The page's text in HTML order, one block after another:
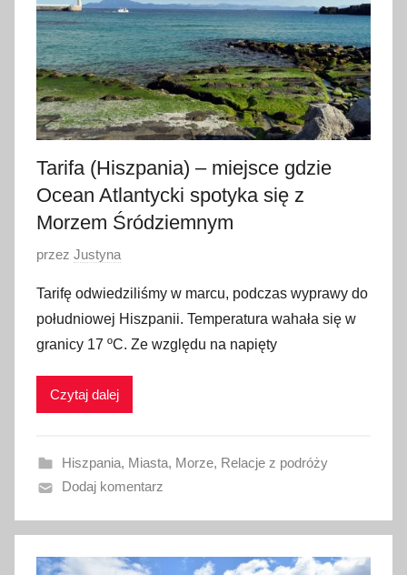
2
0
1
7
Tarifa (Hiszpania) – miejsce gdzie
Ocean Atlantycki spotyka się z
Morzem Śródziemnym
O
u
b
l
i
a
n
1
4
przez Justyna
Tarifę odwiedziliśmy w marcu, podczas wyprawy do
południowej Hiszpanii. Temperatura wahała się w
granicy 17 ºC. Ze względu na napięty
Czytaj dalej
Hiszpania, Miasta, Morze, Relacje z podróży
Dodaj komentarz